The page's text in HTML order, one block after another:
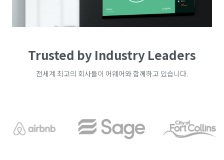
Trusted by Industry Leaders
전세계 최고의 회사들이 어웨어와 함께하고 있습니다.